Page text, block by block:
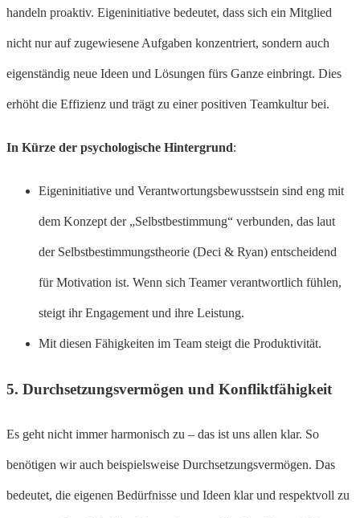
handeln proaktiv. Eigeninitiative bedeutet, dass sich ein Mitglied
nicht nur auf zugewiesene Aufgaben konzentriert, sondern auch
eigenständig neue Ideen und Lösungen fürs Ganze einbringt. Dies
erhöht die Effizienz und trägt zu einer positiven Teamkultur bei.
In Kürze der psychologische Hintergrund:
Eigeninitiative und Verantwortungsbewusstsein sind eng mit
dem Konzept der „Selbstbestimmung“ verbunden, das laut
der Selbstbestimmungstheorie (Deci & Ryan) entscheidend
für Motivation ist. Wenn sich Teamer verantwortlich fühlen,
steigt ihr Engagement und ihre Leistung.
Mit diesen Fähigkeiten im Team steigt die Produktivität.
5. Durchsetzungsvermögen und Konfliktfähigkeit
Es geht nicht immer harmonisch zu – das ist uns allen klar. So
benötigen wir auch beispielsweise Durchsetzungsvermögen. Das
bedeutet, die eigenen Bedürfnisse und Ideen klar und respektvoll zu